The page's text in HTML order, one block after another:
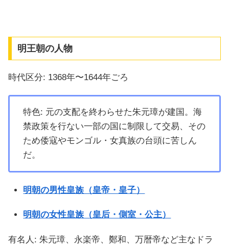
明王朝の人物
時代区分: 1368年〜1644年ごろ
特色: 元の支配を終わらせた朱元璋が建国。海
禁政策を行ない一部の国に制限して交易、その
ため倭寇やモンゴル・女真族の台頭に苦しん
だ。
明朝の男性皇族（皇帝・皇子）
明朝の女性皇族（皇后・側室・公主）
有名人: 朱元璋、永楽帝、鄭和、万暦帝など主なドラ